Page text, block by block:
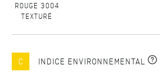
ROUGE 3004
TEXTURÉ
C INDICE ENVIRONNEMENTAL